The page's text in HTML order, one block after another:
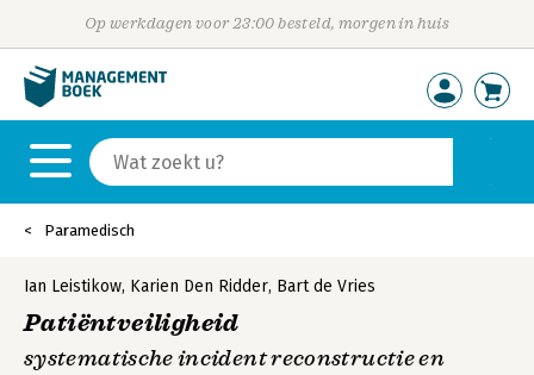
Op werkdagen voor 23:00 besteld, morgen in huis
Paramedisch
Ian Leistikow, Karien Den Ridder, Bart de Vries
Patiëntveiligheid
systematische incident reconstructie en